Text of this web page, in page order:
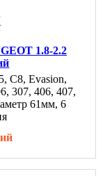
1.8-2.2
C8, Evasion,
307, 406, 407,
61мм, 6